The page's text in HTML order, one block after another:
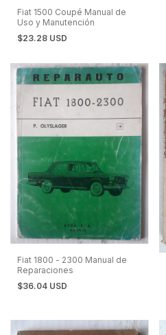
Fiat 1500 Coupé Manual de
Uso y Manutención
$23.28 USD
Fiat 1800 - 2300 Manual de
Reparaciones
$36.04 USD